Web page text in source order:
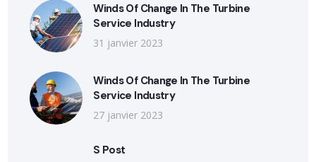
Winds Of Change In The Turbine
Service Industry
31 janvier 2023
Winds Of Change In The Turbine
Service Industry
27 janvier 2023
S Post